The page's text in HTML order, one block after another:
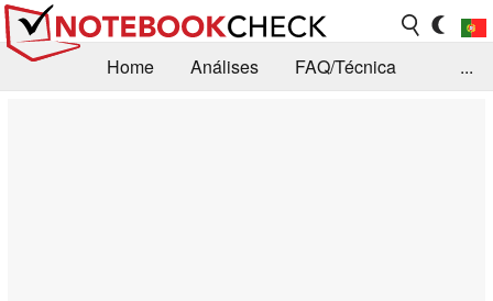
Home Análises
FAQ/Técnica
...